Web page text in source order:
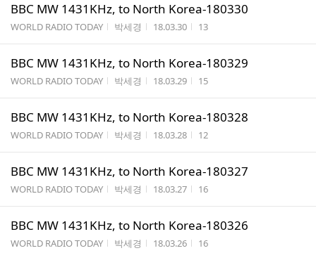
BBC MW 1431KHz, to North Korea-180330
게시판명
WORLD RADIO TODAY 작성자
박세경 작성시간
18.03.30 조회수
13
BBC MW 1431KHz, to North Korea-180329
게시판명
WORLD RADIO TODAY 작성자
박세경 작성시간
18.03.29 조회수
15
BBC MW 1431KHz, to North Korea-180328
게시판명
WORLD RADIO TODAY 작성자
박세경 작성시간
18.03.28 조회수
12
BBC MW 1431KHz, to North Korea-180327
게시판명
WORLD RADIO TODAY 작성자
박세경 작성시간
18.03.27 조회수
16
BBC MW 1431KHz, to North Korea-180326
게시판명
WORLD RADIO TODAY 작성자
박세경 작성시간
18.03.26 조회수
16